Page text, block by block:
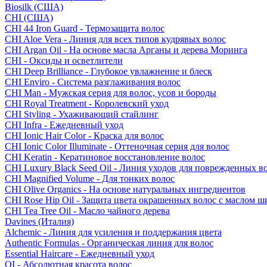
Biosilk (США)
CHI (США)
CHI 44 Iron Guard - Термозащита волос
CHI Aloe Vera - Линия для всех типов кудрявых волос
CHI Argan Oil - На основе масла Арганы и дерева Моринга
CHI - Оксиды и осветлители
CHI Deep Brilliance - Глубокое увлажнение и блеск
CHI Enviro - Система разглаживания волос
CHI Man - Мужская серия для волос, усов и бороды
CHI Royal Treatment - Королевский уход
CHI Styling - Ухаживающий стайлинг
CHI Infra - Ежедневный уход
CHI Ionic Hair Color - Краска для волос
CHI Ionic Color Illuminate - Оттеночная серия для волос
CHI Keratin - Кератиновое восстановление волос
CHI Luxury Black Seed Oil - Линия уходов для поврежденных
CHI Magnified Volume - Для тонких волос
CHI Olive Organics - На основе натуральных ингредиентов
CHI Rose Hip Oil - Защита цвета окрашенных волос с маслом
CHI Tea Tree Oil - Масло чайного дерева
Davines (Италия)
Alchemic - Линия для усиления и поддержания цвета
Authentic Formulas - Органическая линия для волос
Essential Haircare - Eжедневный уход
OI - Абсолютная красота волос